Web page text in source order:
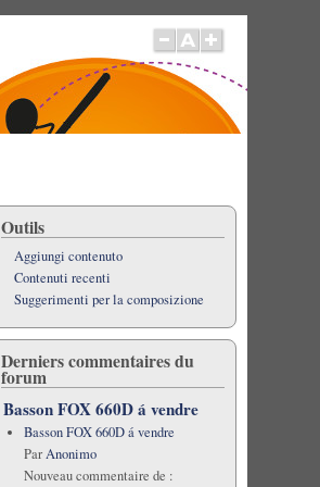
Outils
Aggiungi contenuto
Contenuti recenti
Suggerimenti per la composizione
Derniers commentaires du
forum
Basson FOX 660D á vendre
Basson FOX 660D á vendre
ParAnonimo
Nouveau commentaire de :